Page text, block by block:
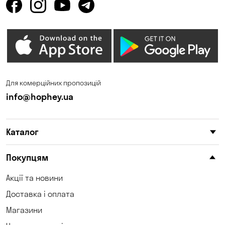
Запоріжжя
Карнаухівка Катеринівка
Клинці
Кременчук
Кривуші
Куліші
Для комерційних пропозицій
info@hophey.ua
Каталог
Покупцям
Акції та новини
Доставка і оплата
Магазини